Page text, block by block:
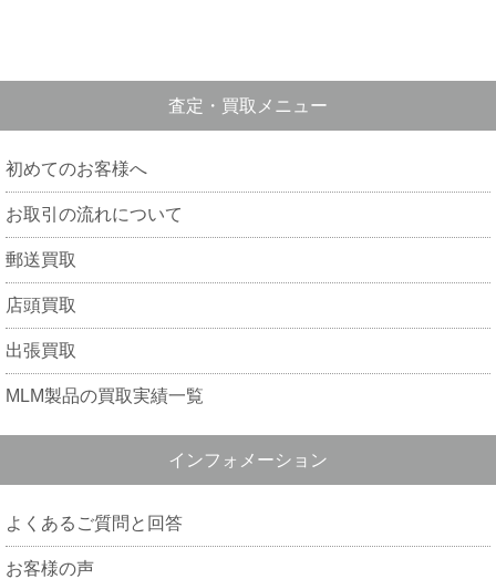
査定・買取メニュー
初めてのお客様へ
お取引の流れについて
郵送買取
店頭買取
出張買取
MLM製品の買取実績一覧
インフォメーション
よくあるご質問と回答
お客様の声